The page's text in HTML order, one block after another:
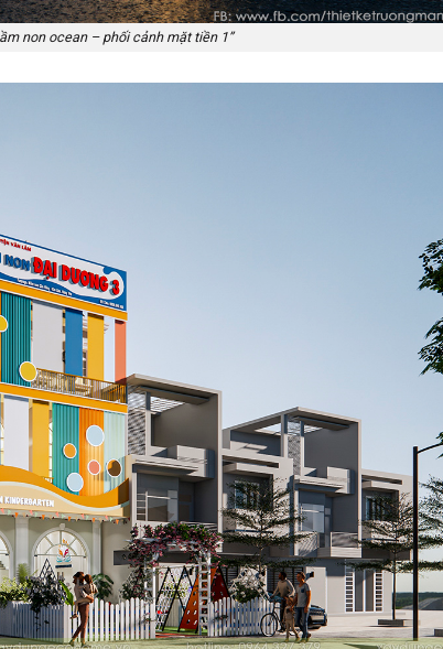
non ocean – phối cảnh mặt tiền 1”